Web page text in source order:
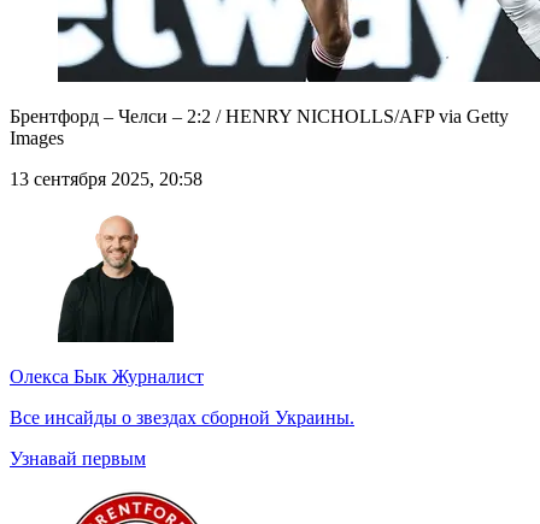
Брентфорд – Челси – 2:2 / HENRY NICHOLLS/AFP via Getty
Images
13 сентября 2025, 20:58
Олекса Бык Журналист
Все инсайды о звездах сборной Украины.
Узнавай первым